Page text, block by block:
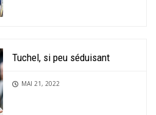
Tuchel, si peu séduisant
MAI 21, 2022